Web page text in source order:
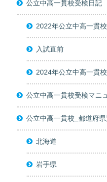
公立中高一貫校受検日記
2022年公立中高一貫
入試直前
2024年公立中高一貫
公立中高一貫校受検マニ
公立中高一貫校_都道府
北海道
岩手県